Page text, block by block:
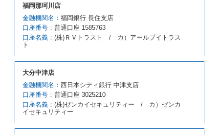
クラスを除き予約時と同一の借受条件でレンタカー提
携先の代替レンタカーを貸し渡すものとします。な
お、代替レンタカーの貸渡料金が予約された車種クラ
スの貸渡料金より高くなるときは、予約した車種クラ
スの貸渡料金によるものとし、予約された車種クラス
借受人は、第１項の代替レンタカーの貸渡しの申入れ
を拒絶し、予約を取り消すことができるものとしま
す。
前項の場合、第１項の貸渡しをすることができない原
因が、当社の責に帰する事由によるときには第４条第
４項の予約の取消しとして取り扱い、当社は受領済の
予約申込金を返還するものとします。
福岡那珂川店
金融機関名： 福岡銀行 長住支店
口座番号： 普通口座 1585763
口座名義： (株)ＲＶトラスト / カ）アールブイトラス
ト
大分中津店
金融機関名： 西日本シティ銀行 中津支店
口座番号： 普通口座 3025210
口座名義： (株)ゼンカイセキュリティー / カ）ゼンカ
イセキュリティー